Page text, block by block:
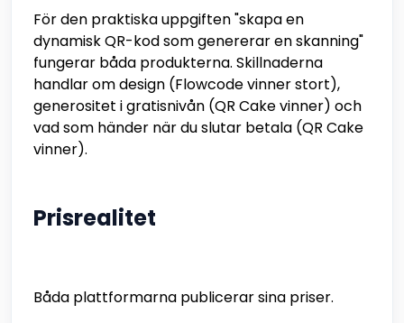
För den praktiska uppgiften "skapa en
dynamisk QR-kod som genererar en skanning"
fungerar båda produkterna. Skillnaderna
handlar om design (Flowcode vinner stort),
generositet i gratisnivån (QR Cake vinner) och
vad som händer när du slutar betala (QR Cake
vinner).
Prisrealitet
Båda plattformarna publicerar sina priser.